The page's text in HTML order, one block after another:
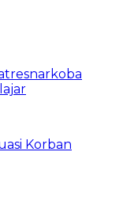
Korban